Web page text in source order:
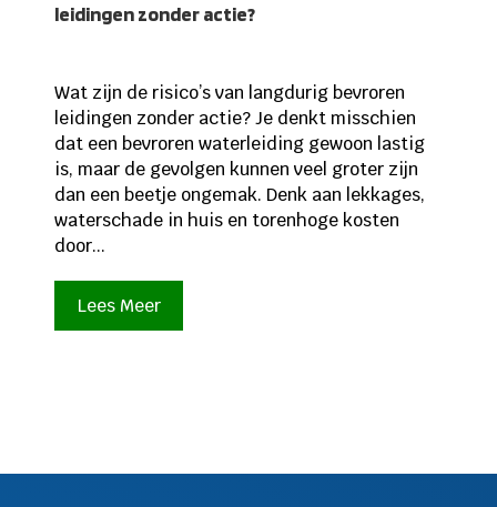
leidingen zonder actie?
Wat zijn de risico’s van langdurig bevroren
leidingen zonder actie? Je denkt misschien
dat een bevroren waterleiding gewoon lastig
is, maar de gevolgen kunnen veel groter zijn
dan een beetje ongemak. Denk aan lekkages,
waterschade in huis en torenhoge kosten
door...
Lees Meer